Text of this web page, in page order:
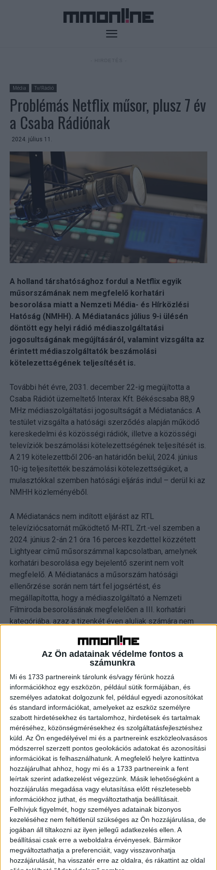
Az Ön adatainak védelme fontos a
számunkra
Mi és 1733 partnereink tárolunk és/vagy férünk hozzá
információkhoz egy eszközön, például sütik formájában, és
személyes adatokat dolgozunk fel, például egyedi azonosítókat
és standard információkat, amelyeket az eszköz személyre
szabott hirdetésekhez és tartalomhoz, hirdetések és tartalmak
méréséhez, közönségmérésekhez és szolgáltatásfejlesztéshez
küld. Az Ön engedélyével mi és a partnereink eszközleolvasásos
módszerrel szerzett pontos geolokációs adatokat és azonosítási
információkat is felhasználhatunk. A megfelelő helyre kattintva
hozzájárulhat ahhoz, hogy mi és a 1733 partnereink a fent
leírtak szerint adatkezelést végezzünk. Másik lehetőségként a
hozzájárulás megadása vagy elutasítása előtt részletesebb
információkhoz juthat, és megváltoztathatja beállításait.
Felhívjuk figyelmét, hogy személyes adatainak bizonyos
kezeléséhez nem feltétlenül szükséges az Ön hozzájárulása, de
jogában áll tiltakozni az ilyen jellegű adatkezelés ellen. A
beállításai csak erre a weboldalra érvényesek. Bármikor
megváltoztathatja a preferenciáit, vagy visszavonhatja
hozzájárulását, ha visszatér erre az oldalra, és rákattint az oldal
Média Tv/Rádió
Problémás Netflix műsor, plusz 7 év
a Csaba Rádiónak
2024. július 11.
A holland társhatósághoz fordul a Netflix egyik
műsorszámának nem megfelelő korhatári
besorolása miatt a Nemzeti Média- és Hírközlési
Hatóság (NMHH). A Médiatanács július 9-i ülésén
döntött egy helyi rádió médiaszolgáltatási
jogosultságának megújításáról, valamint vizsgálta az
érintett médiaszolgáltatók beszámolási
kötelezettségének teljesítését is.
További hét évre, 2031. december 22-ig megújította a
Csaba Rádiót üzemeltető Interax Kft. Békéscsaba 88,9
MHz médiaszolgáltatási jogosultságát a Médiatanács. A
testület vizsgálta a hatósági szerződés alapján működő
kereskedelmi és közösségi rádiók, illetve a közösségi
televíziók beszámolási kötelezettségének teljesítését is.
A 219 kötelezettből 206-an határidőn belül, 2024. június
10-ig teljesítették beszámolási kötelezettségüket, a
mulasztókkal szemben hatósági eljárás indul – derül ki az
NMHH közleményéből.
A Médiatanács nem indított eljárást az RTL
televíziócsatornát működtető M-RTL Zrt.-vel szemben a
2024. június 2-án 21 óra 16 perces kezdettel közzétett
Lightyear című műsorszámmal kapcsolatban, amelynek
korhatári besorolása egy bejelentő szerint nem volt
megfelelő. A Médiatanács a műsorszám hatósági
ellenőrzése során nem tárt fel jogsértést, és
megállapította, hogy a médiaszolgáltató a Nemzeti
Filmiroda besorolásának megfelelően a III. korhatári
kategóriába, azaz a tizenkét éven aluliak számára nem
időpontban is sugározta.
Bejelentés nyomán indít közigazgatási hatósági eljárást a
Médiatanács a TV2 Zrt.-vel szemben a TV2 Play
megnevezésű, lekérhető audiovizuális
médiaszolgáltatáson közzétett „Házasság első látásra”
című műsorsorozattal kapcsolatban a gyermekek és
kiskorúak védelmére vonatkozó törvényi rendelkezések
vélelmezett megsértése miatt. A Médiatörvény
értelmében ugyanis a lekérhető audiovizuális
médiaszolgáltatásokban közzétett tartalom csak a
kategóriájának megfelelő módon tehető közzé, azonban a
médiaszolgáltató a hatósági ellenőrzés alapján e
kötelezettségnek sem a műsorszám műsorkínálatában,
sem a médiaszolgáltatás műsorkínálatát tartalmazó
felületen nem tett eleget.
Szintén bejelentésre vizsgálta a hatóság a holland
joghatóság alá tartozó Netflix International B.V.
médiaszolgáltató által üzemeltetett Netflix megnevezésű